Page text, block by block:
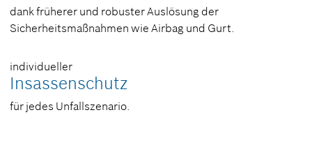
dank früherer und robuster Auslösung der
Sicherheitsmaßnahmen wie Airbag und Gurt.
individueller
Insassenschutz
für jedes Unfallszenario.